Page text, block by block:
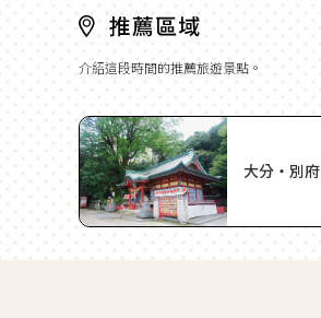
介紹這段時間的推薦旅遊景點。
大分・別府